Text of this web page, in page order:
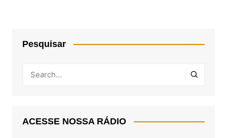
Pesquisar
ACESSE NOSSA RÁDIO